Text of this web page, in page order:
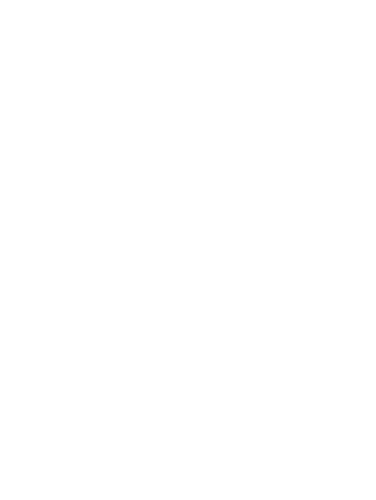
sowie
eID-Karte und ihr Wiederauffinden
Sie im Antragsprozess auch die
"Direktversand" wählen und
an Ihre zustellfähige
alt sind und den Antrag für die
eID-Karte innerhalb Deutschlands bei
Wohnsitz stellen. Darüber hinaus
an der Wohnungstür
(zum Beispiel Reisepass) ausweisen
bereits bei der Beantragung der